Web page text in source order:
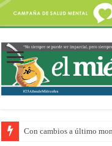
Con cambios a último
Adopción en Entre Ríos: